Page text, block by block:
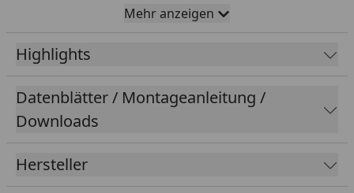
saubere Kante an der Wand entsteht, sind die Leisten
in beinahe jedem Raum zu finden.
Ob klassisch weiß, natürliche Holz-Optik oder bunt
bemalt – richtig kombiniert, sorgen sie für
spannende Akzente.
Oberfläche:
Dekor:
Mehr anzeigen
Highlights
Datenblätter / Montageanleitung /
Downloads
Hersteller